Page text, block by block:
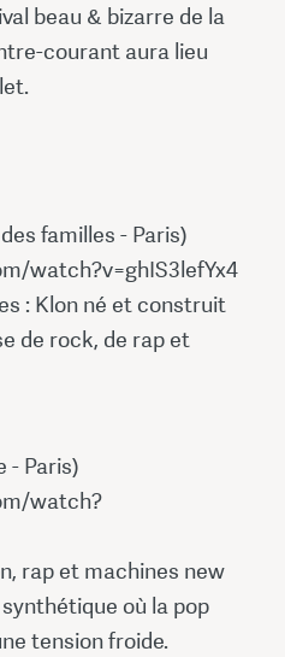
beau & bizarre de la
courant aura lieu
familles - Paris)
watch?v=ghIS3lefYx4
: Klon né et construit
de rock, de rap et
- Paris)
watch?
rap et machines new
où la pop
tension froide.